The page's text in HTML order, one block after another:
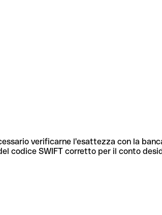
verificarne l'esattezza con la
codice SWIFT corretto per il conto